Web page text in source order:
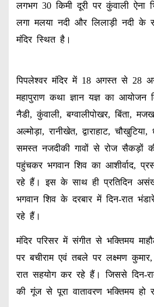
लगभग 30 किमी दूरी पर कुंवाली ऐना
लगा मलया नदी और लिलाड़ी नदी के
मंदिर स्थित है।
पिपलेश्वर मंदिर में 18 अगस्त से 28
महापुराण कथा ज्ञान यज्ञ का आयोजन
नैडी, कुंवाली, बग्वालीपोखर, बिंता,
अल्मोड़ा, रानीखेत, द्वाराहाट,
समस्त नजदीकी गावों से रोज सैकड़ों
पहुंचकर भगवान शिव का आशीर्वाद,
रहे हैं। इस के साथ ही प्रतिदिन
भगवान शिव के दरबार में दिन-रात
रहे हैं।
मंदिर परिसर में संगीत से भक्तिमय
पर बचीराम एवं तबले पर लक्ष्मण
रात सहयोग कर रहे हैं। जिससे दिन-
की गूंज से पूरा वातावरण भक्तिमय हो